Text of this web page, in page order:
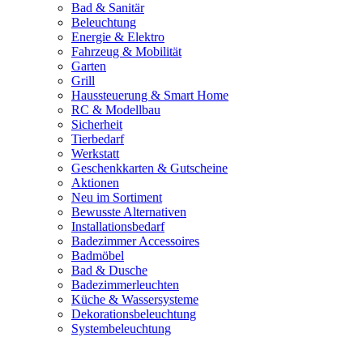
Bad & Sanitär
Beleuchtung
Energie & Elektro
Fahrzeug & Mobilität
Garten
Grill
Haussteuerung & Smart Home
RC & Modellbau
Sicherheit
Tierbedarf
Werkstatt
Geschenkkarten & Gutscheine
Aktionen
Neu im Sortiment
Bewusste Alternativen
Installationsbedarf
Badezimmer Accessoires
Badmöbel
Bad & Dusche
Badezimmerleuchten
Küche & Wassersysteme
Dekorationsbeleuchtung
Systembeleuchtung